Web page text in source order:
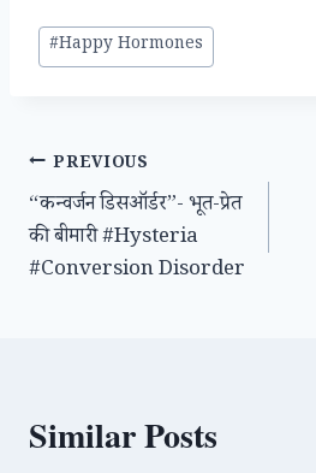
Post
Tags:
#Happy Hormones
Post
navigation
PREVIOUS
“कन्वर्जन डिसऑर्डर”- भूत-प्रेत
की बीमारी #Hysteria
#Conversion Disorder
Similar Posts